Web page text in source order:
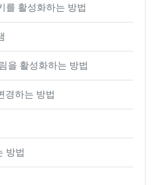
활성화하는 방법
을 활성화하는 방법
경하는 방법
방법